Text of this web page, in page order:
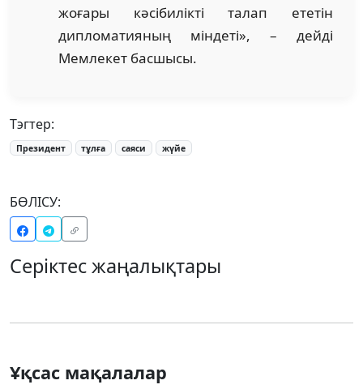
жоғары кәсібилікті талап ететін
дипломатияның міндеті», – дейді
Мемлекет басшысы.
Тэгтер:
Президент тұлға саяси жүйе
БӨЛІСУ:
Серіктес жаңалықтары
Ұқсас мақалалар